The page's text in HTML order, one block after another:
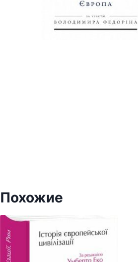
Похожие